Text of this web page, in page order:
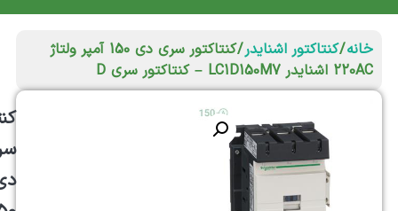
خانه/کنتاکتور اشنایدر
/ کنتاکتور سری دی 150 آمپر ولتاژ
220AC اشنایدر LC1D150M7 – کنتاکتور سری D